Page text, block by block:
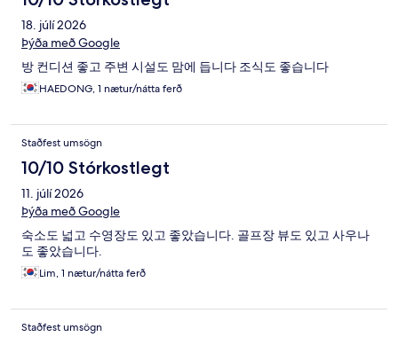
18. júlí 2026
Þýða með Google
방 컨디션 좋고 주변 시설도 맘에 듭니다 조식도 좋습니다
HAEDONG, 1 nætur/nátta ferð
Staðfest umsögn
10/10 Stórkostlegt
11. júlí 2026
Þýða með Google
숙소도 넓고 수영장도 있고 좋았습니다. 골프장 뷰도 있고 사우나
도 좋았습니다.
Lim, 1 nætur/nátta ferð
Staðfest umsögn